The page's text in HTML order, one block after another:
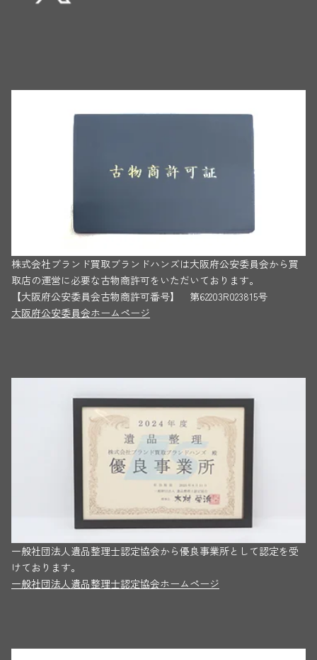
株式会社ブランド買取ブランドハンズは大阪府公安委員会から買
取店の運営に必要な古物商許可をいただいております。
【大阪府公安委員会古物商許可番号】 第62203R023815号
大阪府公安委員会ホームページ
一般社団法人遺品整理士認定協会から優良事業所として認定を受
けております。
一般社団法人遺品整理士認定協会ホームページ